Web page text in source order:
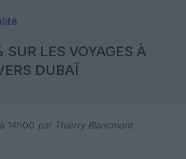
LES VOYAGES À
DUBAÏ
14h00 par Thierry Blancmont